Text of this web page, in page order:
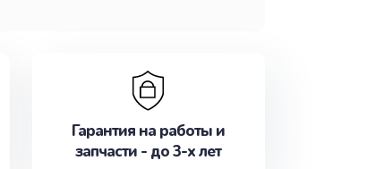
Гарантия на работы и
запчасти - до 3-х лет